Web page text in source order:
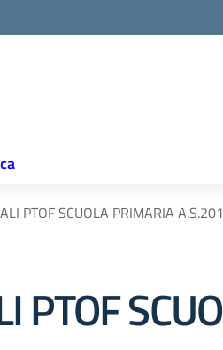
PTOF SCUOLA PRIMARIA
PTOF